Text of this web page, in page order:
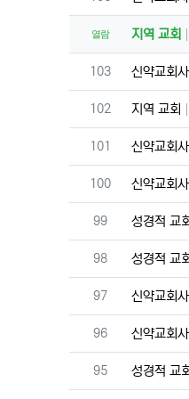
열람 지역 교회
번호
103 신약교회
번호
102 지역 교회
번호
101 신약교회
번호
100 신약교회
번호
99 성경적 교
번호
98 성경적 교
번호
97 신약교회
번호
96 신약교회
번호
95 성경적 교